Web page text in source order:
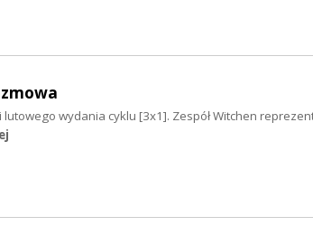
wydania cyklu [3x1]. Zespół Witchen